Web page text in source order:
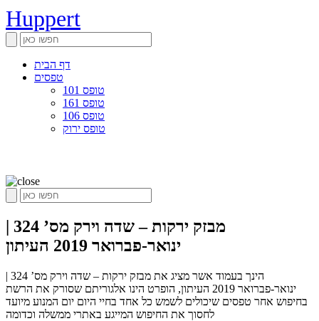
Huppert
דף הבית
טפסים
טופס 101
טופס 161
טופס 106
טופס ירוק
מבזק ירקות – שדה וירק מס’ 324 |
ינואר-פברואר 2019 העיתון
הינך בעמוד אשר מציג את מבזק ירקות – שדה וירק מס’ 324 |
ינואר-פברואר 2019 העיתון, הופרט הינו אלגוריתם שסורק את הרשת
בחיפוש אחר טפסים שיכולים לשמש כל אחד בחיי היום יום המנוע מיועד
לחסוך את החיפוש המייגע באתרי ממשלה וכדומה